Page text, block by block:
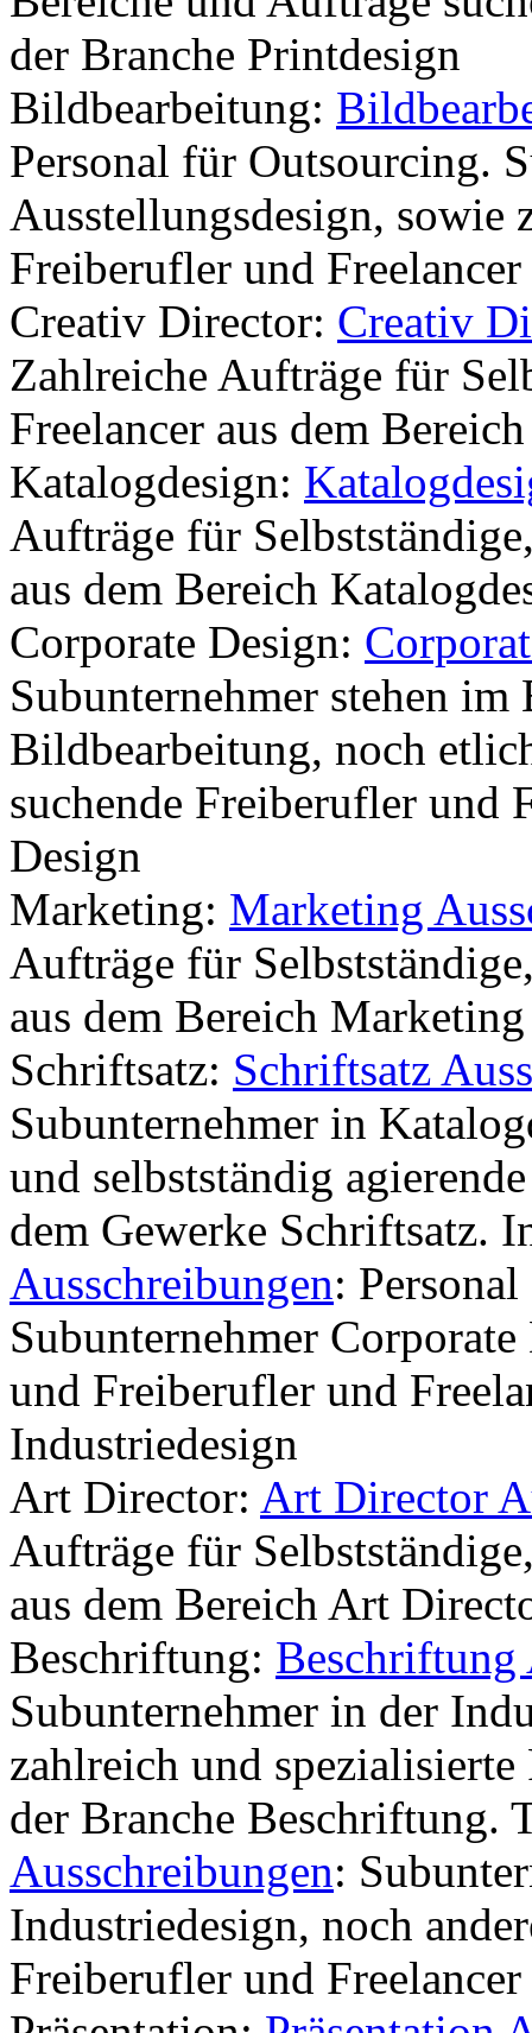
der Branche Printdesign
Bildbearbeitung:
Personal für Outsourcing.
Ausstellungsdesign, sowie
Freiberufler und
Creativ Director: Creativ
Zahlreiche Aufträge für
Freelancer aus dem
Katalogdesign:
Aufträge für
aus dem Bereich
Corporate Design:
Subunternehmer stehen im
Bildbearbeitung, noch
suchende Freiberufler und
Design
Marketing: Marketing
Aufträge für
aus dem Bereich
Schriftsatz: Schriftsatz
Subunternehmer in
und selbstständig
dem Gewerke Schriftsatz.
Ausschreibungen:
Subunternehmer
und Freiberufler und
Industriedesign
Art Director: Art Director
Aufträge für
aus dem Bereich Art
Beschriftung: Beschriftung
Subunternehmer in der
zahlreich und
der Branche Beschriftung.
Ausschreibungen:
Industriedesign, noch
Freiberufler und